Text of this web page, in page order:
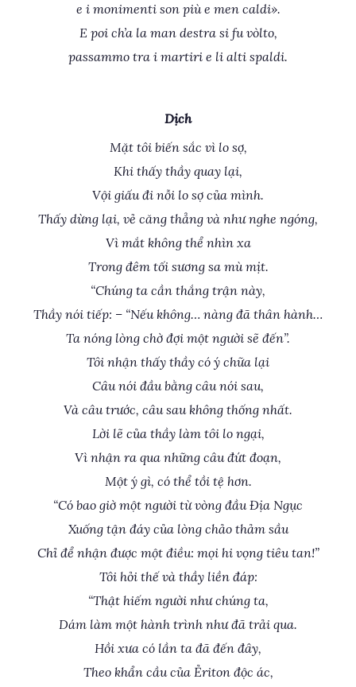
e i monimenti son più e men caldi».
E poi ch’a la man destra si fu vòlto,
passammo tra i martiri e li alti spaldi.
Dịch
Mặt tôi biến sắc vì lo sợ,
Khi thấy thầy quay lại,
Vội giấu đi nỗi lo sợ của mình.
Thấy dừng lại, vẻ căng thẳng và như nghe ngóng,
Vì mắt không thể nhìn xa
Trong đêm tối sương sa mù mịt.
“Chúng ta cần thắng trận này,
Thầy nói tiếp: – “Nếu không… nàng đã thân hành…
Ta nóng lòng chờ đợi một người sẽ đến”.
Tôi nhận thấy thầy có ý chữa lại
Câu nói đầu bằng câu nói sau,
Và câu trước, câu sau không thống nhất.
Lời lẽ của thầy làm tôi lo ngại,
Vì nhận ra qua những câu đứt đoạn,
Một ý gì, có thể tồi tệ hơn.
“Có bao giờ một người từ vòng đầu Địa Ngục
Xuống tận đáy của lòng chảo thảm sầu
Chỉ để nhận được một điều: mọi hi vọng tiêu tan!”
Tôi hỏi thế và thầy liền đáp:
“Thật hiếm người như chúng ta,
Dám làm một hành trình như đã trải qua.
Hồi xưa có lần ta đã đến đây,
Theo khẩn cầu của Ẻriton độc ác,